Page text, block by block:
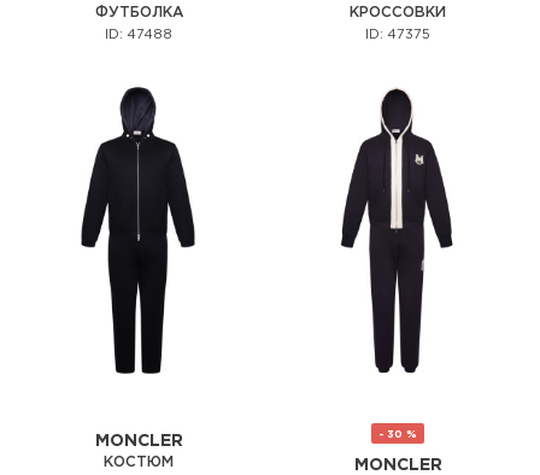
ФУТБОЛКА
ID: 47488
КРОССОВКИ
ID: 47375
MONCLER
КОСТЮМ
- 30 %
MONCLER